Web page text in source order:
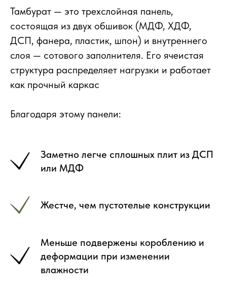
Тамбурат — это трехслойная панель,
состоящая из двух обшивок (МДФ, ХДФ,
ДСП, фанера, пластик, шпон) и внутреннего
слоя — сотового заполнителя. Его ячеистая
структура распределяет нагрузки и работает
как прочный каркас
Благодаря этому панели:
Заметно легче сплошных плит из ДСП
или МДФ
Жестче, чем пустотелые конструкции
Меньше подвержены короблению и
деформации при изменении
влажности